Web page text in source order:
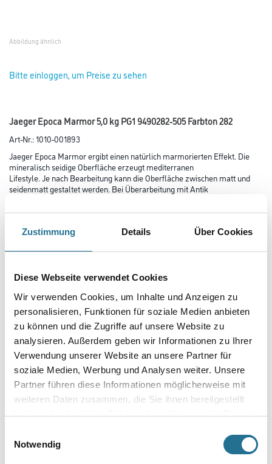
Zustimmung Details Über Cookies
Diese Webseite verwendet Cookies
Wir verwenden Cookies, um Inhalte und Anzeigen zu
personalisieren, Funktionen für soziale Medien anbieten
zu können und die Zugriffe auf unsere Website zu
analysieren. Außerdem geben wir Informationen zu Ihrer
Verwendung unserer Website an unsere Partner für
soziale Medien, Werbung und Analysen weiter. Unsere
Partner führen diese Informationen möglicherweise mit
weiteren Daten zusammen, die Sie ihnen bereitgestellt
haben oder die sie im Rahmen Ihrer Nutzung der Dienste
Notwendig
Abbildung ähnlich
Bitte einloggen, um Preise zu sehen
Jaeger Epoca Marmor 5,0 kg PG1 9490282-505 Farbton 282
Art-Nr.:1010-001893
Jaeger Epoca Marmor ergibt einen natürlich marmorierten Effekt. Die
mineralisch seidige Oberfläche erzeugt mediterranen
Lifestyle. Je nach Bearbeitung kann die Oberfläche zwischen matt und
seidenmatt gestaltet werden. Bei Überarbeitung mit Antik
Farbtonbezeichnung
Glanzgrad
Gebinde
Umrechnungsfaktoren